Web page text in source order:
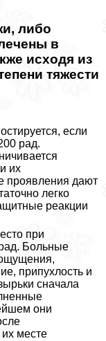
либо
в
исходя из
тяжести
если
рад.
их
проявления дают
легко
реакции
при
Больные
припухлость и
сначала
они
месте